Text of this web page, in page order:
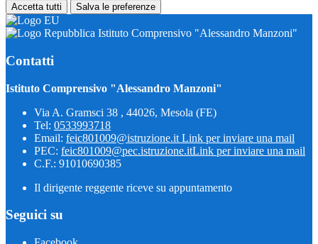
Accetta tutti Salva le preferenze
Istituto Comprensivo "Alessandro Manzoni"
Contatti
Istituto Comprensivo "Alessandro Manzoni"
Via A. Gramsci 38 , 44026, Mesola (FE)
Tel: 0533993718
Email: feic801009@istruzione.it Link per inviare una mail
PEC: feic801009@pec.istruzione.itLink per inviare una mail
C.F.: 91010690385
Il dirigente reggente riceve su appuntamento
Seguici su